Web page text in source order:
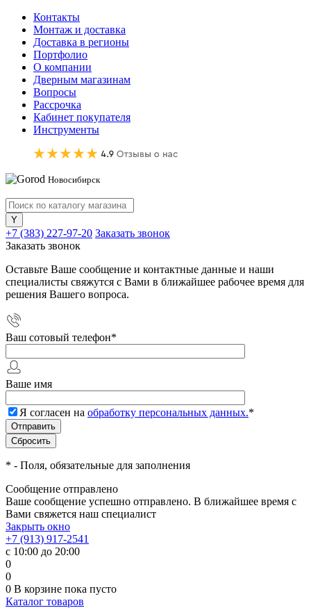
Контакты
Монтаж и доставка
Доставка в регионы
Портфолио
О компании
Дверным магазинам
Вопросы
Рассрочка
Кабинет покупателя
Инструменты
Новосибирск
+7 (383) 227-97-20 Заказать звонок
Заказать звонок
Оставьте Ваше сообщение и контактные данные и наши
специалисты свяжутся с Вами в ближайшее рабочее время для
решения Вашего вопроса.
Ваш сотовый телефон*
Ваше имя
Я согласен на обработку персональных данных.*
* - Поля, обязательные для заполнения
Сообщение отправлено
Ваше сообщение успешно отправлено. В ближайшее время с
Вами свяжется наш специалист
Закрыть окно
+7 (913) 917-2541
с 10:00 до 20:00
0
0
0 В корзине пока пусто
Каталог товаров